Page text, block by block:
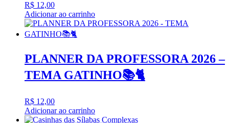
R$ 12,00
Adicionar ao carrinho
PLANNER DA PROFESSORA 2026 –
TEMA GATINHO📚🐈
R$ 12,00
Adicionar ao carrinho